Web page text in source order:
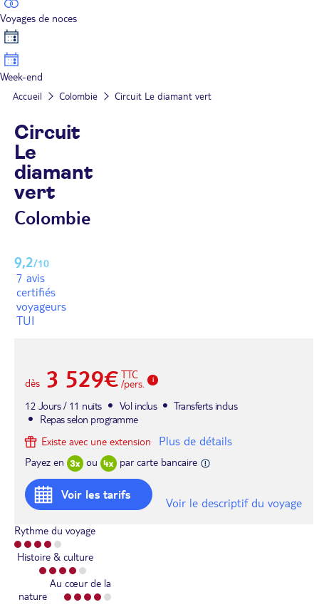
Voyages de noces
Week-end
Accueil Colombie Circuit Le diamant vert
Circuit
Le
diamant
vert
Colombie
9,2/10
7 avis
certifiés
voyageurs
TUI
dès 3 529€ TTC
/pers.
12 Jours / 11 nuits
Vol inclus
Transferts inclus
Repas selon programme
Existe avec une extension
Plus de détails
Payez en ou par carte bancaire
Voir les tarifs
Voir le descriptif du voyage
Rythme du voyage
Histoire & culture
Au cœur de la
nature